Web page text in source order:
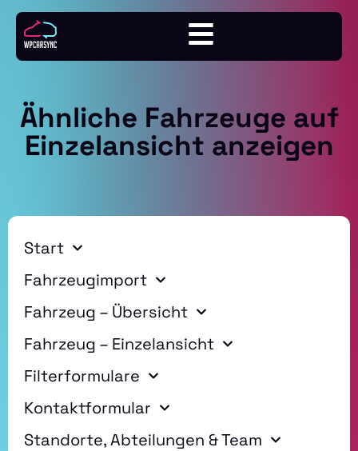
Ähnliche Fahrzeuge auf
Einzelansicht anzeigen
Start
Fahrzeugimport
Fahrzeug – Übersicht
Fahrzeug – Einzelansicht
Filterformulare
Kontaktformular
Standorte, Abteilungen & Team